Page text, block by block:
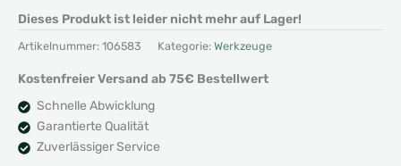
Dieses Produkt ist leider nicht mehr auf Lager!
Artikelnummer: 106583 Kategorie: Werkzeuge
Kostenfreier Versand ab 75€ Bestellwert
Schnelle Abwicklung
Garantierte Qualität
Zuverlässiger Service